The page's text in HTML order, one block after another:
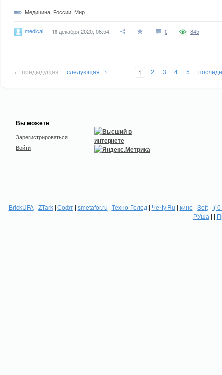
Медицина России Мир
medical 18 декабря 2020, 06:54 0 845
← предыдущая следующая → 1 2 3 4 5
Вы можете
Зарегистрироваться
Войти
BrickUFA| ZTark| Софт| smetafor.ru | Техно-Голод | ЧеЧу.Ru | кино| Soft| :(
РУша | |